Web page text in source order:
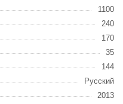
1100
240
170
35
144
Русский
2013